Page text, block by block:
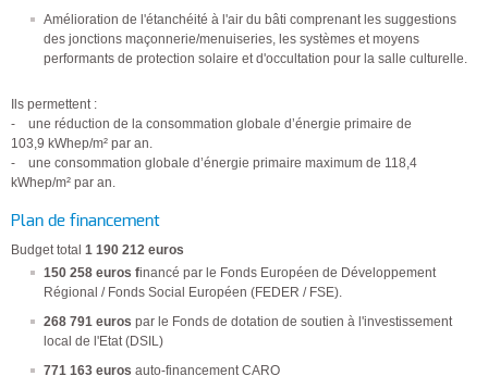
Amélioration de l'étanchéité à l'air du bâti comprenant les suggestions
des jonctions maçonnerie/menuiseries, les systèmes et moyens
performants de protection solaire et d'occultation pour la salle culturelle.
Ils permettent :
- une réduction de la consommation globale d’énergie primaire de
103,9 kWhep/m² par an.
- une consommation globale d’énergie primaire maximum de 118,4
kWhep/m² par an.
Plan de financement
Budget total 1 190 212 euros
150 258 euros financé par le Fonds Européen de Développement
Régional / Fonds Social Européen (FEDER / FSE).
268 791 euros par le Fonds de dotation de soutien à l'investissement
local de l'Etat (DSIL)
771 163 euros auto-financement CARO